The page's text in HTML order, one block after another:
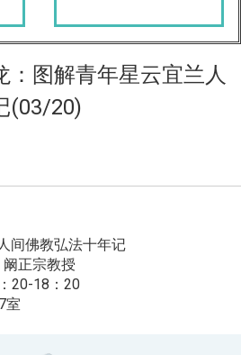
：图解青年星云宜兰人
(03/20)
间佛教弘法十年记
正宗教授
20-18：20
室